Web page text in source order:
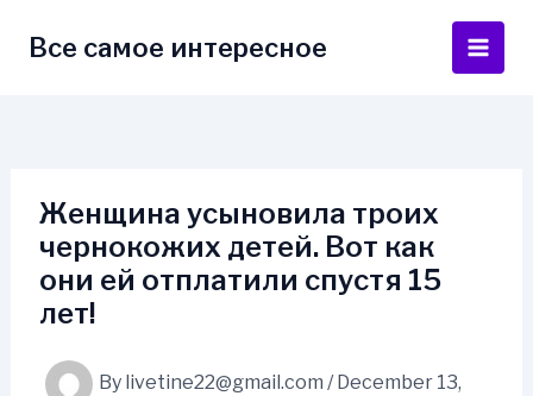
Все самое интересное
Main
Женщина усыновила троих
чернокожих детей. Вот как
они ей отплатили спустя 15
лет!
By livetine22@gmail.com / December 13,